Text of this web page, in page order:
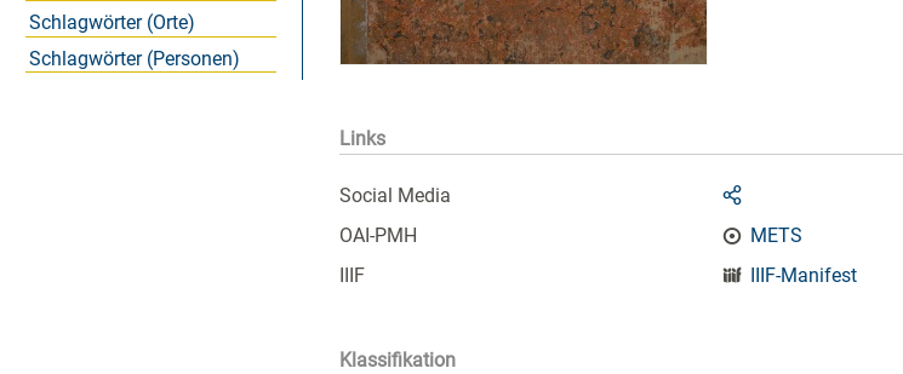
Schlagwörter (Orte)
Schlagwörter (Personen)
Links
Social Media
OAI-PMH
METS
IIIF
IIIF-Manifest
Klassifikation